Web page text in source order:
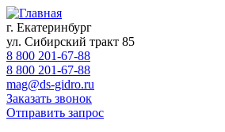
г. Екатеринбург
ул. Сибирский тракт 85
8 800 201-67-88
8 800 201-67-88
mag@ds-gidro.ru
Заказать звонок
Отправить запрос